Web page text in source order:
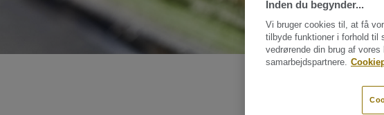
Inden du begynder...
Vi bruger cookies til, at få
tilbyde funktioner i forhold til
vedrørende din brug af
samarbejdspartnere.